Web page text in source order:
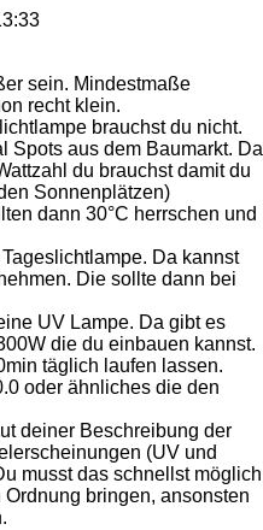
sein. Mindestmaße
recht klein.
brauchst du nicht.
Spots aus dem Baumarkt. Da
du brauchst damit du
Sonnenplätzen)
dann 30°C herrschen und
Da kannst
Die sollte dann bei
UV Lampe. Da gibt es
die du einbauen kannst.
täglich laufen lassen.
oder ähnliches die den
deiner Beschreibung der
(UV und
musst das schnellst möglich
bringen, ansonsten